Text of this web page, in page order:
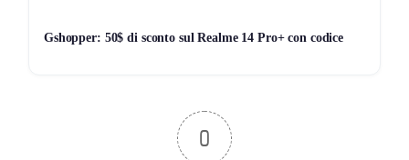
Gshopper: 50$ di sconto sul Realme 14 Pro+ con codice
0